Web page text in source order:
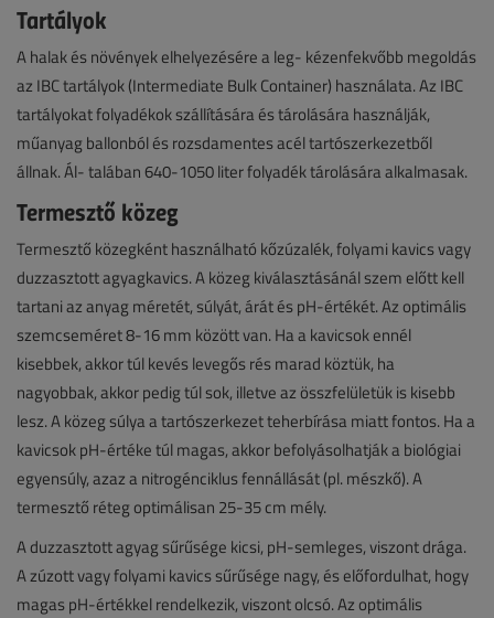
Tartályok
A halak és növények elhelyezésére a leg- kézenfekvőbb megoldás
az IBC tartályok (Intermediate Bulk Container) használata. Az IBC
tartályokat folyadékok szállítására és tárolására használják,
műanyag ballonból és rozsdamentes acél tartószerkezetből
állnak. Ál- talában 640-1050 liter folyadék tárolására alkalmasak.
Termesztő közeg
Termesztő közegként használható kőzúzalék, folyami kavics vagy
duzzasztott agyagkavics. A közeg kiválasztásánál szem előtt kell
tartani az anyag méretét, súlyát, árát és pH-értékét. Az optimális
szemcseméret 8-16 mm között van. Ha a kavicsok ennél
kisebbek, akkor túl kevés levegős rés marad köztük, ha
nagyobbak, akkor pedig túl sok, illetve az összfelületük is kisebb
lesz. A közeg súlya a tartószerkezet teherbírása miatt fontos. Ha a
kavicsok pH-értéke túl magas, akkor befolyásolhatják a biológiai
egyensúly, azaz a nitrogénciklus fennállását (pl. mészkő). A
termesztő réteg optimálisan 25-35 cm mély.
A duzzasztott agyag sűrűsége kicsi, pH-semleges, viszont drága.
A zúzott vagy folyami kavics sűrűsége nagy, és előfordulhat, hogy
magas pH-értékkel rendelkezik, viszont olcsó. Az optimális